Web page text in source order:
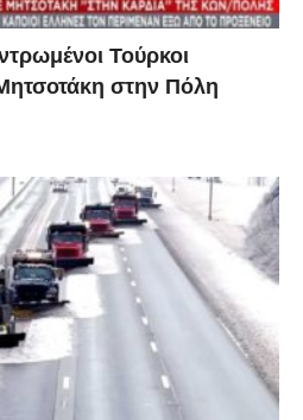
Τούρκοι
στην Πόλη